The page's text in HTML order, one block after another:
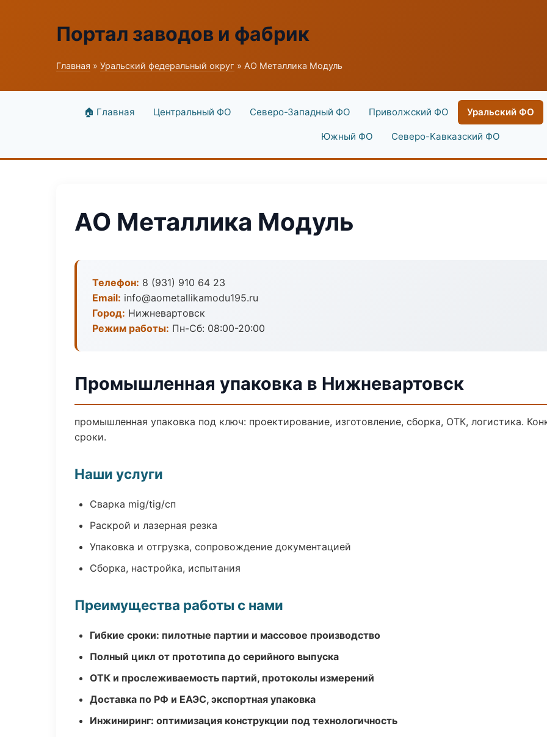
Портал заводов и фабрик
Главная » Уральский федеральный округ » АО Металлика Модуль
🏠 Главная Центральный ФО Северо-Западный ФО Приволжский ФО Уральский ФО
Южный ФО Северо-Кавказский ФО
АО Металлика Модуль
Телефон: 8 (931) 910 64 23
Email: info@aometallikamodu195.ru
Город: Нижневартовск
Режим работы: Пн-Сб: 08:00-20:00
Промышленная упаковка в Нижневартовск
промышленная упаковка под ключ: проектирование, изготовление, сборка, ОТК, логистика.
сроки.
Наши услуги
Сварка mig/tig/сп
Раскрой и лазерная резка
Упаковка и отгрузка, сопровождение документацией
Сборка, настройка, испытания
Преимущества работы с нами
Гибкие сроки: пилотные партии и массовое производство
Полный цикл от прототипа до серийного выпуска
ОТК и прослеживаемость партий, протоколы измерений
Доставка по РФ и ЕАЭС, экспортная упаковка
Инжиниринг: оптимизация конструкции под технологичность